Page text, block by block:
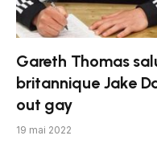
Gareth Thomas
britannique Jake
out gay
19 mai 2022